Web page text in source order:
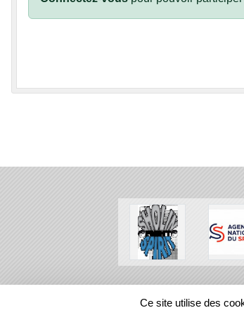
REGIONS
Ce site utilise des